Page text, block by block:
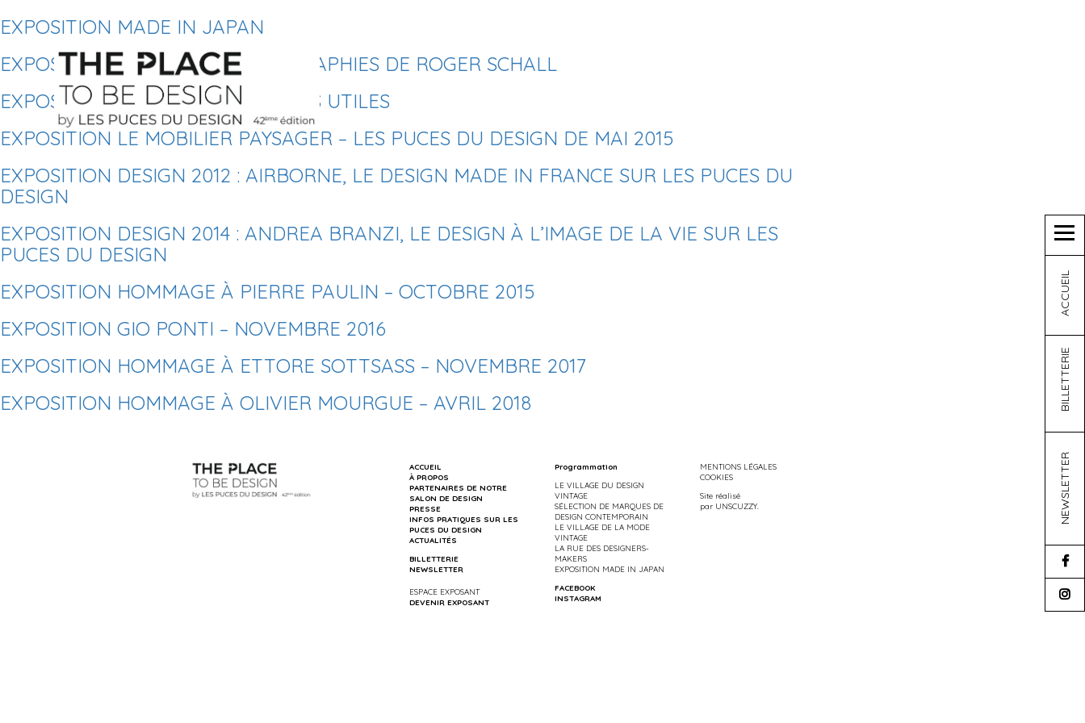
ACCUEIL
BILLETTERIE
NEWSLETTER
EXPOSITION MADE IN JAPAN
EXPOSITION/VENTE DE PHOTOGRAPHIES DE ROGER SCHALL
EXPOSITION GENERATION FORMES UTILES
EXPOSITION LE MOBILIER PAYSAGER – LES PUCES DU DESIGN DE MAI 2015
EXPOSITION DESIGN 2012 : AIRBORNE, LE DESIGN MADE IN FRANCE SUR LES PUCES DU
DESIGN
EXPOSITION DESIGN 2014 : ANDREA BRANZI, LE DESIGN À L’IMAGE DE LA VIE SUR LES
PUCES DU DESIGN
EXPOSITION HOMMAGE À PIERRE PAULIN – OCTOBRE 2015
EXPOSITION GIO PONTI – NOVEMBRE 2016
EXPOSITION HOMMAGE À ETTORE SOTTSASS – NOVEMBRE 2017
EXPOSITION HOMMAGE À OLIVIER MOURGUE – AVRIL 2018
ACCUEIL
À PROPOS
PARTENAIRES DE NOTRE
SALON DE DESIGN
PRESSE
INFOS PRATIQUES SUR LES
PUCES DU DESIGN
ACTUALITÉS
BILLETTERIE
NEWSLETTER
ESPACE EXPOSANT
DEVENIR EXPOSANT
Programmation
LE VILLAGE DU DESIGN
VINTAGE
SÉLECTION DE MARQUES DE
DESIGN CONTEMPORAIN
LE VILLAGE DE LA MODE
VINTAGE
LA RUE DES DESIGNERS-
MAKERS
EXPOSITION MADE IN JAPAN
FACEBOOK
INSTAGRAM
MENTIONS LÉGALES
COOKIES
Site réalisé
par UNSCUZZY